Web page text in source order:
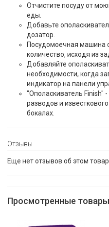
Отчистите посуду от
еды.
Добавьте
дозатор.
Посудомоечная машина
количество, исходя из
Добавляйте
необходимости, когда
индикатор на панели
"Ополаскиватель Finish"
разводов и
бокалах.
Отзывы
Еще нет отзывов об этом
Просмотренные товары